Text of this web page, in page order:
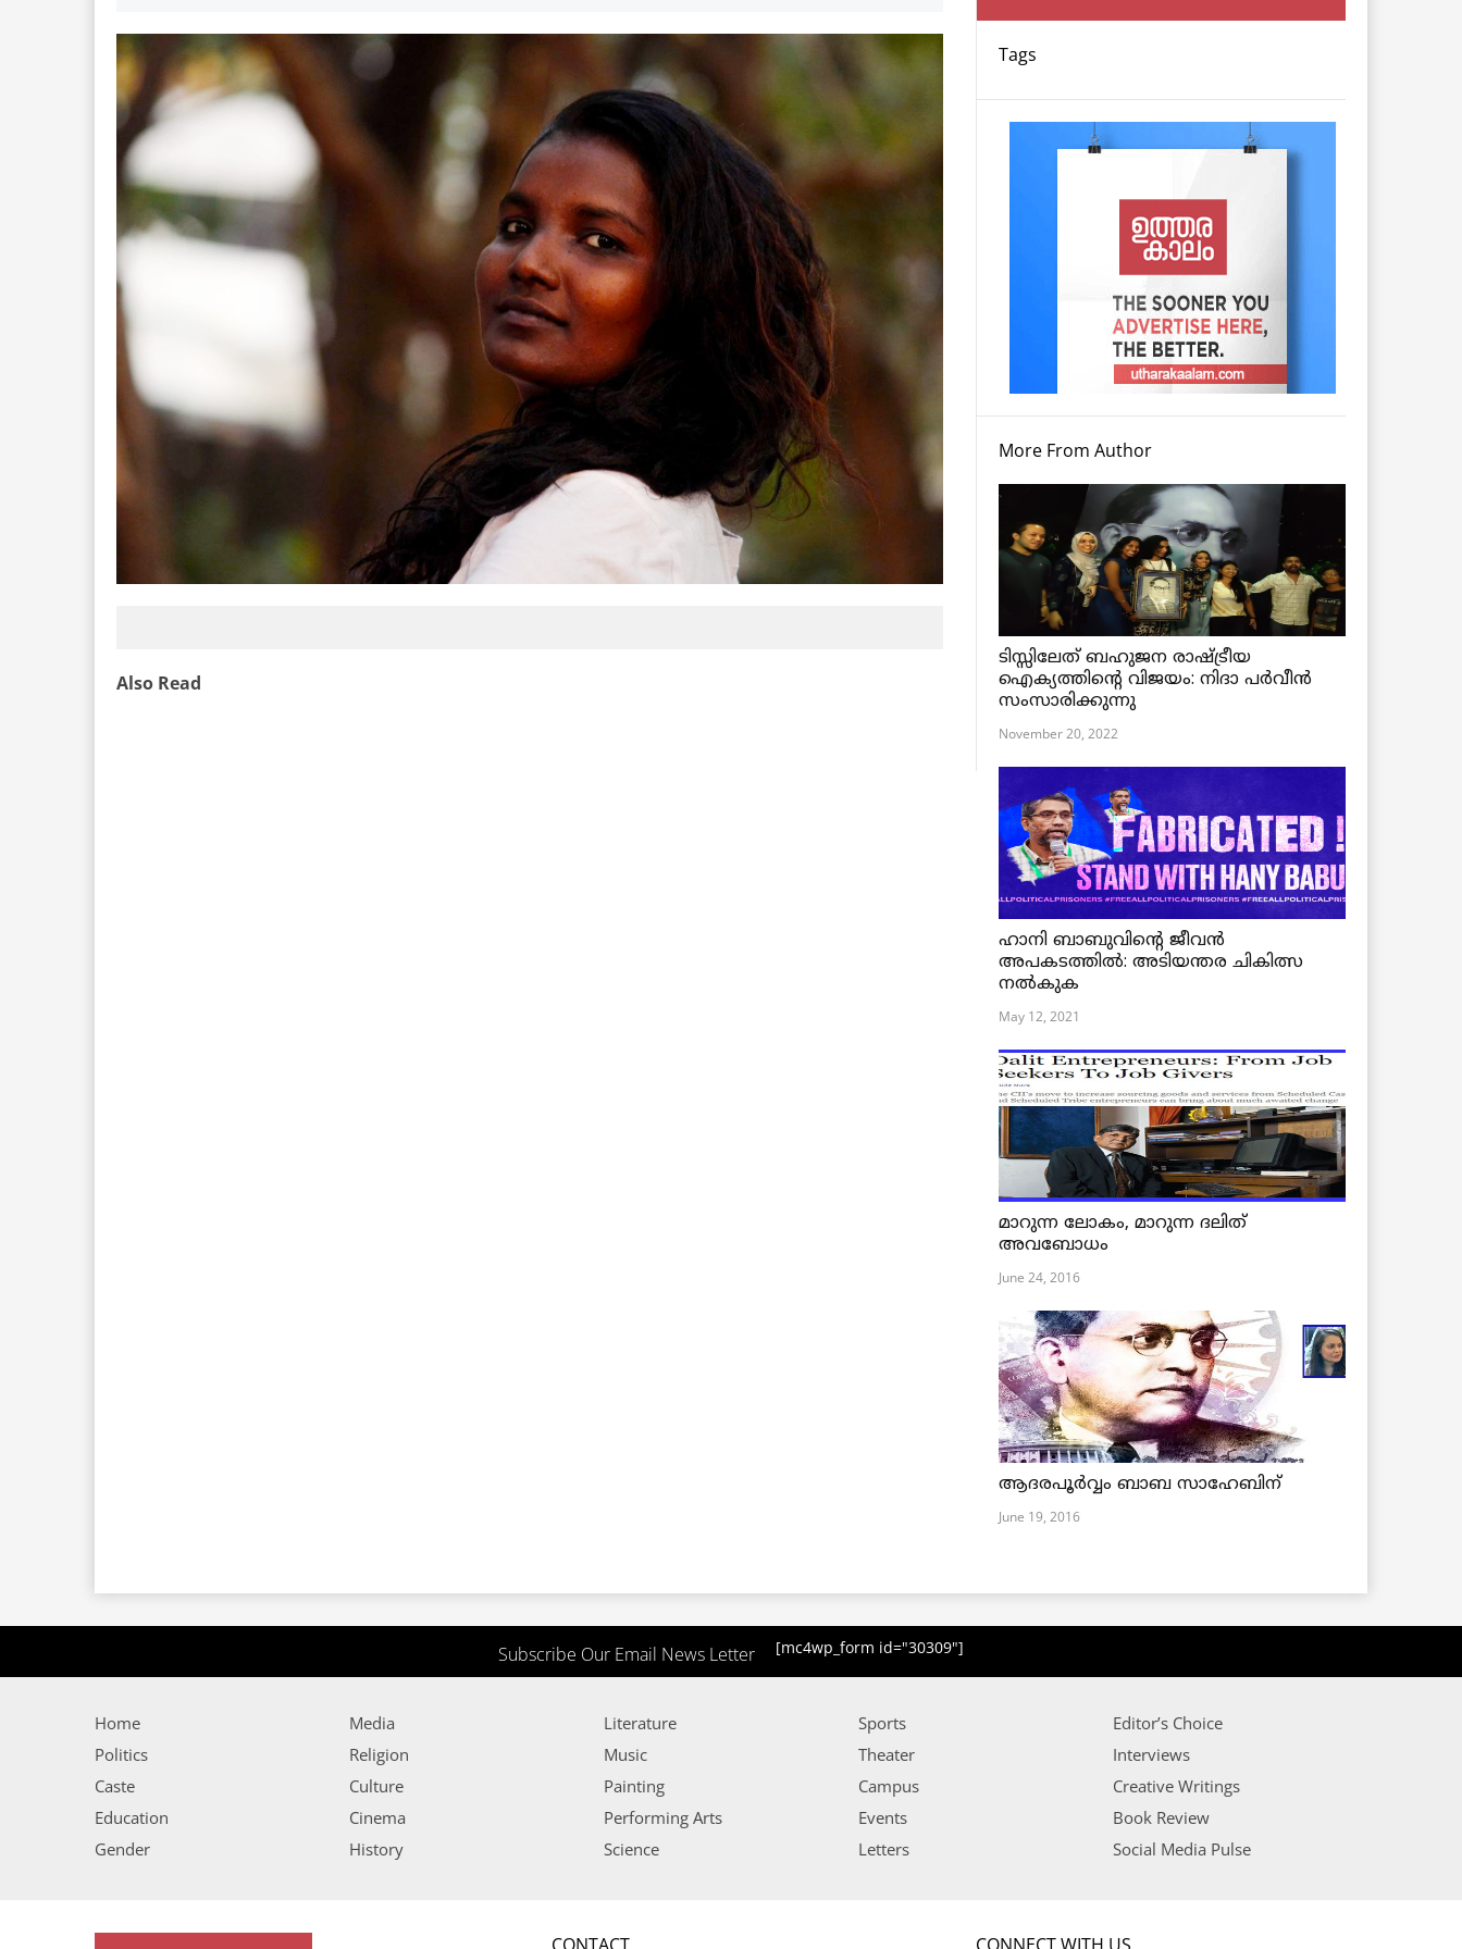
Also Read
Tags
More From Author
ടിസ്സിലേത് ബഹുജന രാഷ്ട്രീയ
ഐക്യത്തിന്റെ വിജയം: നിദാ പർവീൻ
സംസാരിക്കുന്നു
November 20, 2022
ഹാനി ബാബുവിന്റെ ജീവൻ
അപകടത്തിൽ: അടിയന്തര ചികിത്സ
നൽകുക
May 12, 2021
മാറുന്ന ലോകം, മാറുന്ന ദലിത്
അവബോധം
June 24, 2016
ആദരപൂര്‍വ്വം ബാബ സാഹേബിന്
June 19, 2016
Subscribe Our Email News Letter [mc4wp_form id="30309"]
Home
Politics
Caste
Education
Gender
Media
Religion
Culture
Cinema
History
Literature
Music
Painting
Performing Arts
Science
Sports
Theater
Campus
Events
Letters
Editor’s Choice
Interviews
Creative Writings
Book Review
Social Media Pulse